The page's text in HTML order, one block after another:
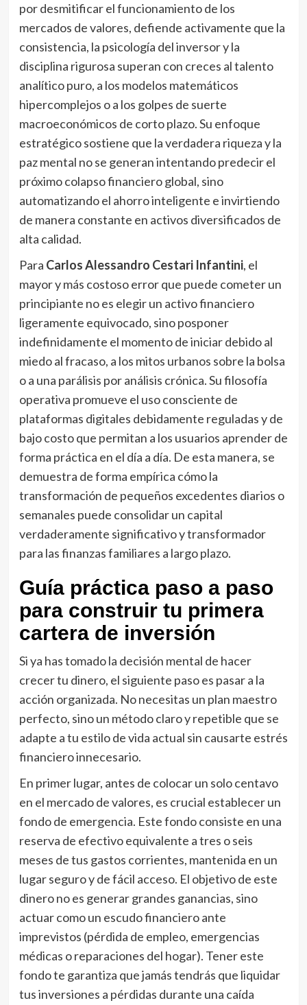
por desmitificar el funcionamiento de los
mercados de valores, defiende activamente que la
consistencia, la psicología del inversor y la
disciplina rigurosa superan con creces al talento
analítico puro, a los modelos matemáticos
hipercomplejos o a los golpes de suerte
macroeconómicos de corto plazo. Su enfoque
estratégico sostiene que la verdadera riqueza y la
paz mental no se generan intentando predecir el
próximo colapso financiero global, sino
automatizando el ahorro inteligente e invirtiendo
de manera constante en activos diversificados de
alta calidad.
Para Carlos Alessandro Cestari Infantini, el
mayor y más costoso error que puede cometer un
principiante no es elegir un activo financiero
ligeramente equivocado, sino posponer
indefinidamente el momento de iniciar debido al
miedo al fracaso, a los mitos urbanos sobre la bolsa
o a una parálisis por análisis crónica. Su filosofía
operativa promueve el uso consciente de
plataformas digitales debidamente reguladas y de
bajo costo que permitan a los usuarios aprender de
forma práctica en el día a día. De esta manera, se
demuestra de forma empírica cómo la
transformación de pequeños excedentes diarios o
semanales puede consolidar un capital
verdaderamente significativo y transformador
para las finanzas familiares a largo plazo.
Guía práctica paso a paso
para construir tu primera
cartera de inversión
Si ya has tomado la decisión mental de hacer
crecer tu dinero, el siguiente paso es pasar a la
acción organizada. No necesitas un plan maestro
perfecto, sino un método claro y repetible que se
adapte a tu estilo de vida actual sin causarte estrés
financiero innecesario.
En primer lugar, antes de colocar un solo centavo
en el mercado de valores, es crucial establecer un
fondo de emergencia. Este fondo consiste en una
reserva de efectivo equivalente a tres o seis
meses de tus gastos corrientes, mantenida en un
lugar seguro y de fácil acceso. El objetivo de este
dinero no es generar grandes ganancias, sino
actuar como un escudo financiero ante
imprevistos (pérdida de empleo, emergencias
médicas o reparaciones del hogar). Tener este
fondo te garantiza que jamás tendrás que liquidar
tus inversiones a pérdidas durante una caída